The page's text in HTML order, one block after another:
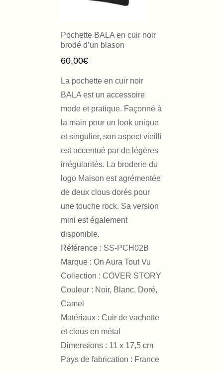
Pochette BALA en cuir noir
brodé d’un blason
60,00€
La pochette en cuir noir
BALA est un accessoire
mode et pratique. Façonné à
la main pour un look unique
et singulier, son aspect vieilli
est accentué par de légères
irrégularités. La broderie du
logo Maison est agrémentée
de deux clous dorés pour
une touche rock. Sa version
mini est également
disponible.
Référence : SS-PCH02B
Marque : On Aura Tout Vu
Collection : COVER STORY
Couleur : Noir, Blanc, Doré,
Camel
Matériaux : Cuir de vachette
et clous en métal
Dimensions : 11 x 17,5 cm
Pays de fabrication : France